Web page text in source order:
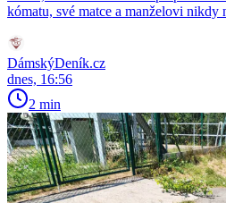
kómatu, své matce a manželovi nikdy
DámskýDeník.cz
dnes, 16:56
2 min